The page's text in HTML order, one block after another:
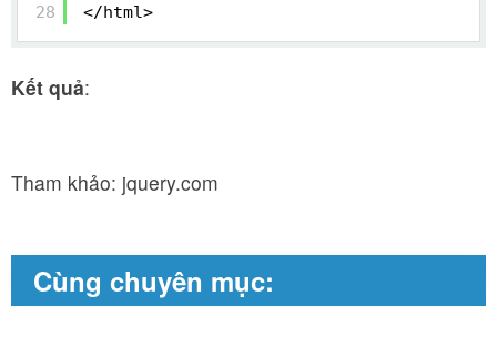
28
</html>
Kết quả:
Tham khảo: jquery.com
Cùng chuyên mục: